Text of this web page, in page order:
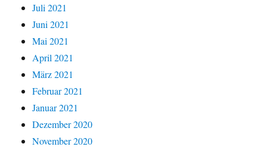
Juli 2021
Juni 2021
Mai 2021
April 2021
März 2021
Februar 2021
Januar 2021
Dezember 2020
November 2020